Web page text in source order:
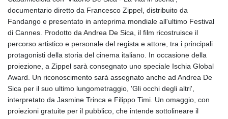
documentario diretto da Francesco Zippel, distribuito da
Fandango e presentato in anteprima mondiale all'ultimo Festival
di Cannes. Prodotto da Andrea De Sica, il film ricostruisce il
percorso artistico e personale del regista e attore, tra i principali
protagonisti della storia del cinema italiano. In occasione della
proiezione, a Zippel sarà consegnato uno speciale Ischia Global
Award. Un riconoscimento sarà assegnato anche ad Andrea De
Sica per il suo ultimo lungometraggio, 'Gli occhi degli altri',
interpretato da Jasmine Trinca e Filippo Timi. Un omaggio, con
proiezioni gratuite per il pubblico, che intende sottolineare il